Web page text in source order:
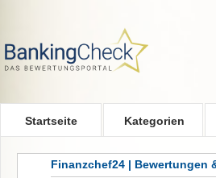
Startseite Kategorien
Finanzchef24 | Bewertungen